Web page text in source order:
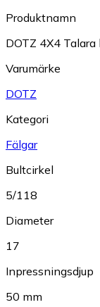
Produktnamn
DOTZ 4X4
Varumärke
DOTZ
Kategori
Fälgar
Bultcirkel
5/118
Diameter
17
Inpressningsdjup
50 mm